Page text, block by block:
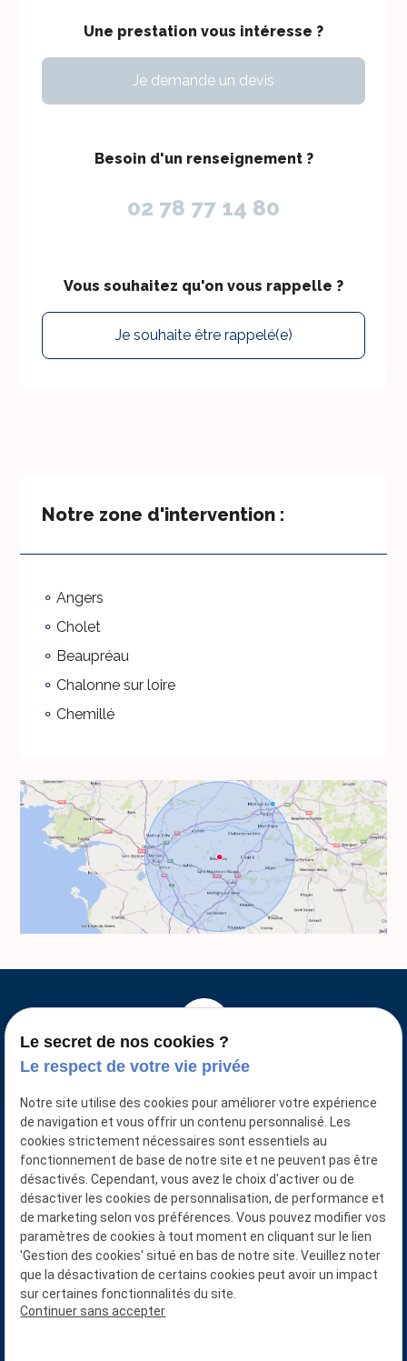
Une prestation vous intéresse ?
Je demande un devis
Besoin d'un renseignement ?
02 78 77 14 80
Vous souhaitez qu'on vous rappelle ?
Je souhaite être rappelé(e)
Notre zone d'intervention :
Angers
Cholet
Beaupréau
Chalonne sur loire
Chemillé
N° SIRET : 88761774400016
02 78 77 14 80
LA GRANDE CHABOSSIERE
49110 BEAUPREAU-EN-MAUGES
Le secret de nos cookies ?
Le respect de votre vie privée
Notre site utilise des cookies pour améliorer votre expérience
de navigation et vous offrir un contenu personnalisé. Les
cookies strictement nécessaires sont essentiels au
fonctionnement de base de notre site et ne peuvent pas être
désactivés. Cependant, vous avez le choix d'activer ou de
désactiver les cookies de personnalisation, de performance et
de marketing selon vos préférences. Vous pouvez modifier vos
paramètres de cookies à tout moment en cliquant sur le lien
'Gestion des cookies' situé en bas de notre site. Veuillez noter
que la désactivation de certains cookies peut avoir un impact
sur certaines fonctionnalités du site.
Continuer sans accepter